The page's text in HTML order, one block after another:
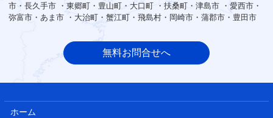
市・長久手市 ・東郷町・豊山町・大口町 ・扶桑町・津島市 ・愛西市・
弥富市・あま市 ・大治町・蟹江町・飛島村・岡崎市・蒲郡市・豊田市
無料お問合せへ
ホーム